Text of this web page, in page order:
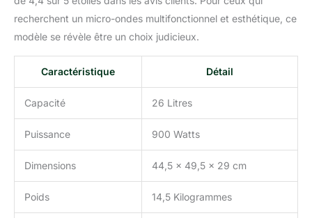
délicieux avec les
nutriments préservés ; il
est parfait pour les
légumes ou les fruits de
mer. Plus de Fonctions
en Un : Cet appareil
polyvalent 6-en-1
combiné micro-ondes,
menus automatiques de
friture à air, gril,
convection, combi et
excellente solution pour
économiser de l'espace
recherchent un micro-ondes multifonctionnel et esthétique, ce
modèle se révèle être un choix judicieux.
Caractéristique Détail
Capacité 26 Litres
Puissance 900 Watts
Dimensions 44,5 x 49,5 x 29 cm
Poids 14,5 Kilogrammes